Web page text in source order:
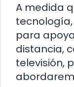
A medida
para
distancia,
televisión,